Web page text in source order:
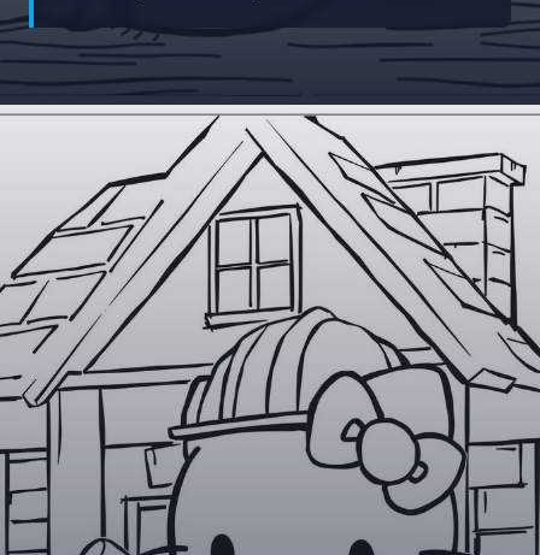
https://giaydabonghana.com/hello-kitty